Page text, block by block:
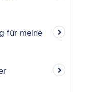
für meine